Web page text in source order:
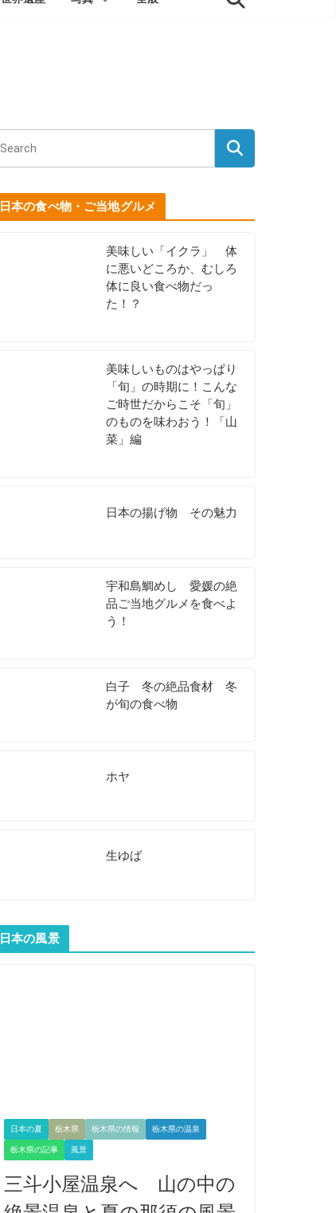
日本の食べ物・ご当地グルメ
美味しい「イクラ」 体
に悪いどころか、むしろ
体に良い食べ物だっ
た！？
美味しいものはやっぱり
「旬」の時期に！こんな
ご時世だからこそ「旬」
のものを味わおう！「山
菜」編
日本の揚げ物 その魅力
宇和島鯛めし 愛媛の絶
品ご当地グルメを食べよ
う！
白子 冬の絶品食材 冬
が旬の食べ物
ホヤ
生ゆば
日本の風景
日本の夏 栃木県 栃木県の情報 栃木県の温泉
栃木県の記事 風景
三斗小屋温泉へ 山の中の